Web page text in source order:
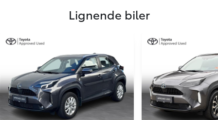
Lignende biler